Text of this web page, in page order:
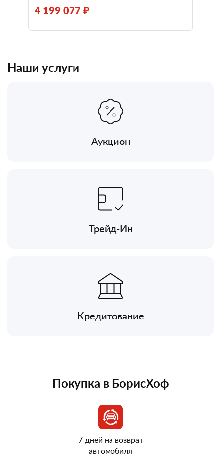
4 199 077 ₽
Наши услуги
Аукцион
Трейд-Ин
Кредитование
Покупка в БорисХоф
7 дней на возврат
автомобиля